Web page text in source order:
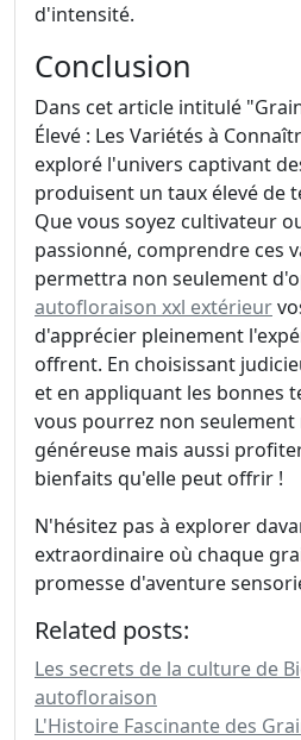
d'intensité.
Conclusion
Dans cet article intitulé
Élevé : Les Variétés à
exploré l'univers captivant
produisent un taux élevé de
Que vous soyez cultivateur
passionné, comprendre ces
permettra non seulement
autofloraison xxl extérieur
d'apprécier pleinement
offrent. En choisissant
et en appliquant les bonnes
vous pourrez non
généreuse mais aussi
bienfaits qu'elle peut offrir !
N'hésitez pas à explorer
extraordinaire où chaque
promesse d'aventure
Related posts:
Les secrets de la culture de
autofloraison
L'Histoire Fascinante des